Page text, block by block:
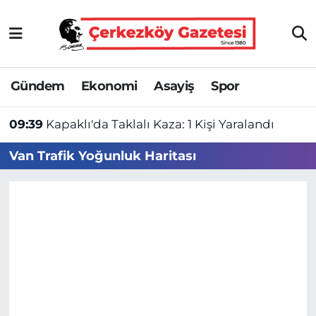
Gündem Ekonomi Asayiş Spor
09:39 Kapaklı'da Taklalı Kaza: 1 Kişi Yaralandı
Van Trafik Yoğunluk Haritası
Asayiş
Ekonomi
Gündem
Haber
Tekirdağ Nöbetçi Eczaneler
Tekirdağ Hava Durumu
Tekirdağ Namaz Vakitleri
Tekirdağ Trafik Yoğunluk Haritası